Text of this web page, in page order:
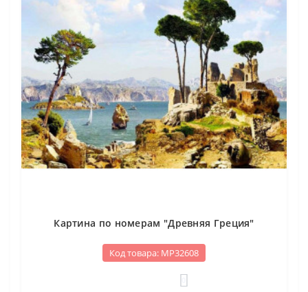
Картина по номерам "Древняя Греция"
Код товара: МР32608